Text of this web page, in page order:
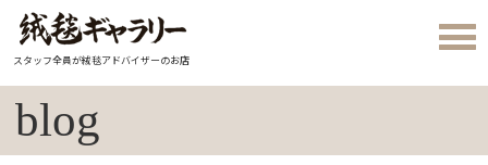
スタッフ全員が絨毯アドバイザーのお店
blog